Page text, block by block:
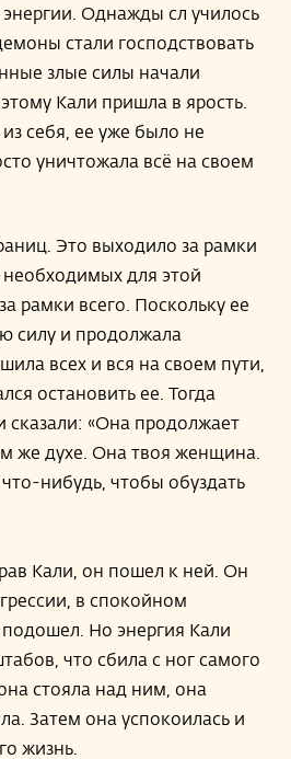
Однажды сл училось
стали господствовать
злые силы начали
Кали пришла в ярость.
себя, ее уже было не
уничтожала всё на своем
Это выходило за рамки
необходимых для этой
рамки всего. Поскольку ее
силу и продолжала
всех и вся на своем пути,
остановить ее. Тогда
сказали: «Она продолжает
же духе. Она твоя женщина.
нибудь, чтобы обуздать
Кали, он пошел к ней. Он
в спокойном
Но энергия Кали
что сбила с ног самого
стояла над ним, она
Затем она успокоилась и
жизнь.